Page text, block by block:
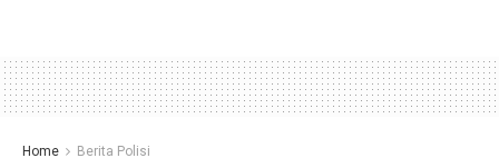
Home Berita Polisi